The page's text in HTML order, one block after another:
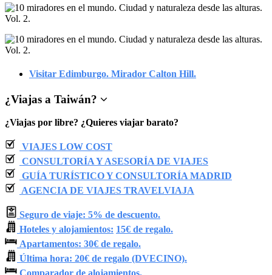
Visitar Edimburgo. Mirador Calton Hill.
¿Viajas a Taiwán?
¿Viajas por libre? ¿Quieres viajar barato?
VIAJES LOW COST
CONSULTORÍA Y ASESORÍA DE VIAJES
GUÍA TURÍSTICO Y CONSULTORÍA MADRID
AGENCIA DE VIAJES TRAVELVIAJA
Seguro de viaje: 5% de descuento.
Hoteles y alojamientos: 15€ de regalo.
Apartamentos: 30€ de regalo.
Última hora: 20€ de regalo (DVECINO).